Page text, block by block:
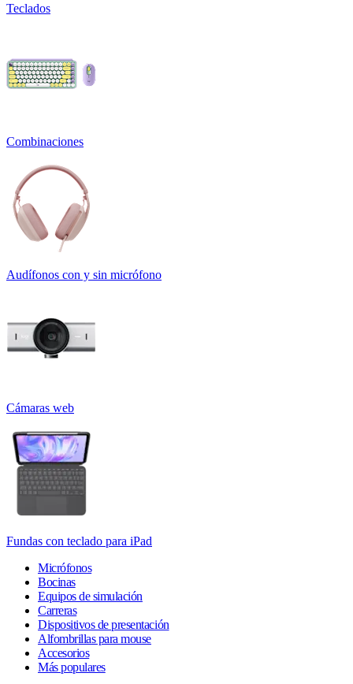
Teclados
Combinaciones
Audífonos con y sin micrófono
Cámaras web
Fundas con teclado para iPad
Micrófonos
Bocinas
Equipos de simulación
Carreras
Dispositivos de presentación
Alfombrillas para mouse
Accesorios
Más populares